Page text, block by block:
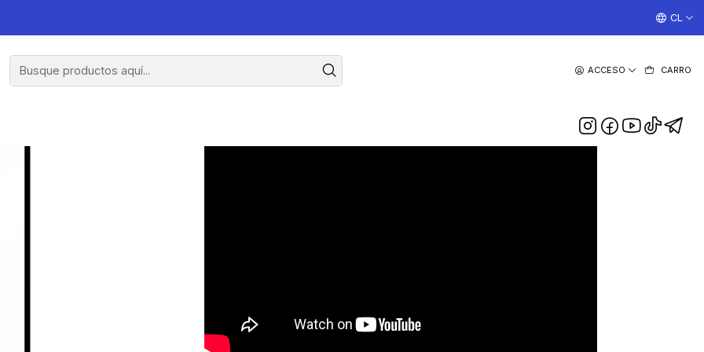
ACCESO CARRO
¡TRABAJAMOS TODOS LOS DIAS CON ENVIOS A TODO
CL
Lámina iPhone 8 Plus/ 7 Plus